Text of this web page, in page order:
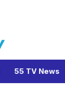
55 TV News